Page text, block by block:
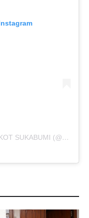
Sebuah kiriman dibagikan oleh PEMKOT SUKABUMI (@pemkotsukabumi_)